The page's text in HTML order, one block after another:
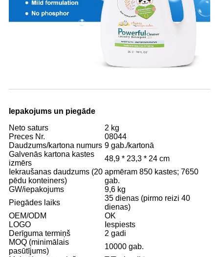
Iepakojums un piegāde
Neto saturs
2 kg
Preces Nr.
08044
Daudzums/kartona numurs 9 gab./kartonā
Galvenās kartona kastes
izmērs
48,9 * 23,3 * 24 cm
Iekraušanas daudzums (20
pēdu konteiners)
apmēram 850 kastes; 7650
gab.
GW/iepakojums
9,6 kg
Piegādes laiks
35 dienas (pirmo reizi 40
dienas)
OEM/ODM
OK
LOGO
Iespiests
Derīguma termiņš
2 gadi
MOQ (minimālais
pasūtījums)
10000 gab.